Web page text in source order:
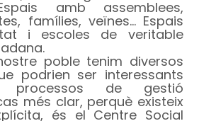
amb assemblees,
famílies, veïnes… Espais
i escoles de veritable
poble tenim diversos
podrien ser interessants
processos de gestió
més clar, perquè existeix
és el Centre Social